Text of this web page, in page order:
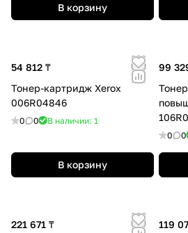
В корзину
54 812 ₸
Тонер-картридж Xerox
006R04846
0 0 В наличии: 1
В корзину
99
0 0
221 671 ₸
119